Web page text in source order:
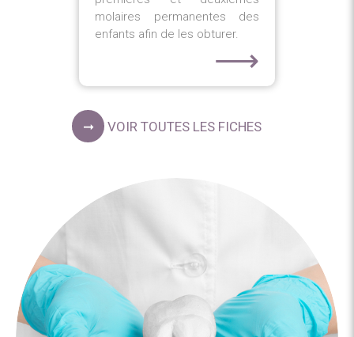
molaires permanentes des
enfants afin de les obturer.
⟶
VOIR TOUTES LES FICHES